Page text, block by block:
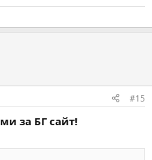
#15
за БГ сайт!